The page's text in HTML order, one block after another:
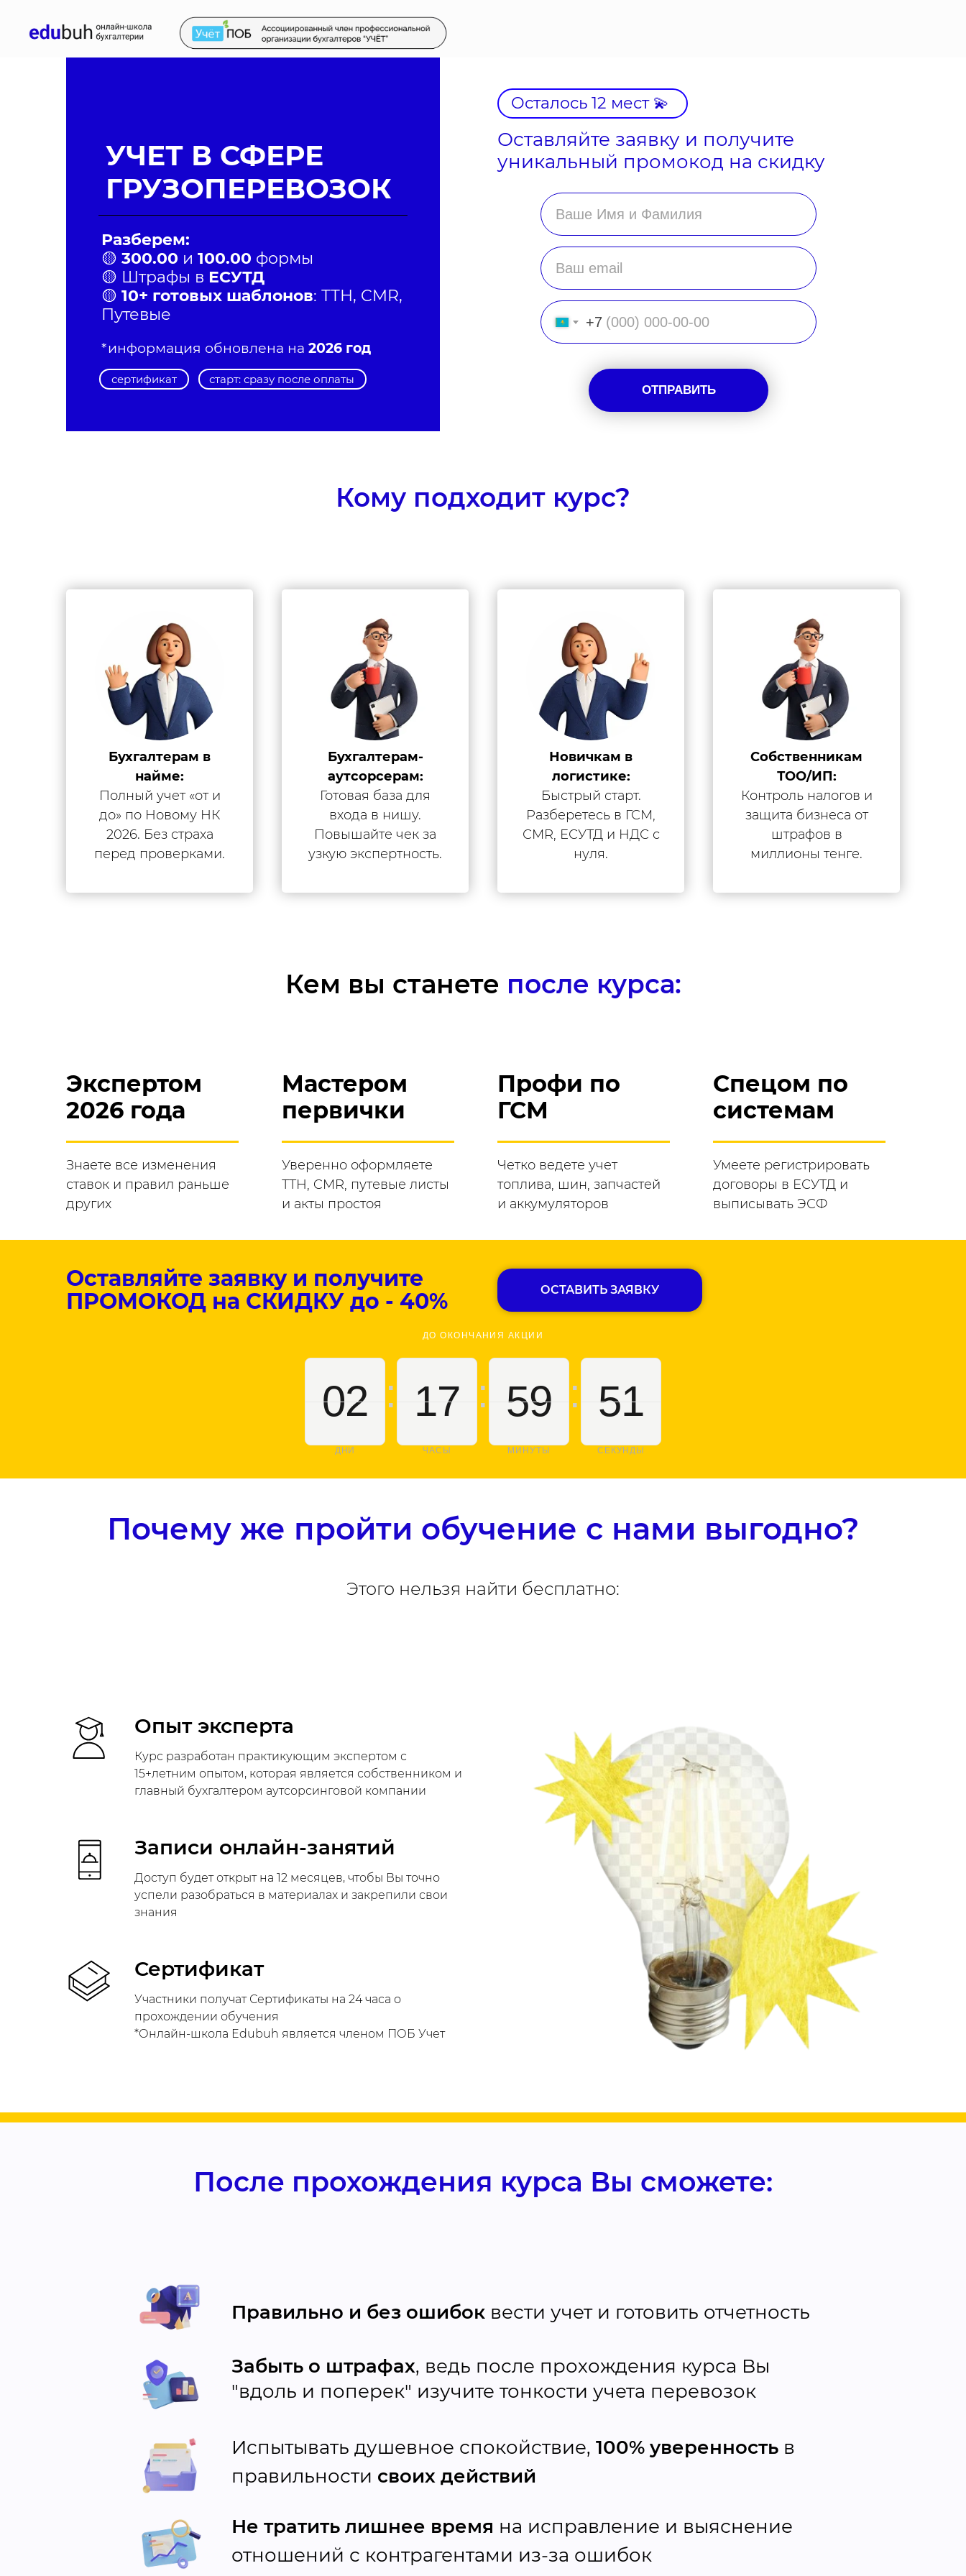
+7
ОТПРАВИТЬ
УЧЕТ В СФЕРЕ
ГРУЗОПЕРЕВОЗОК
Осталось 12 мест 💫
Оставляйте заявку и получите
уникальный промокод на скидку
*информация обновлена на 2026 год
Разберем:
🟡 300.00 и 100.00 формы
🟡 Штрафы в ЕСУТД
🟡 10+ готовых шаблонов: ТТН, CMR,
Путевые
старт: сразу после оплаты
сертификат
Кому подходит курс?
Бухгалтерам в
найме:
Полный учет «от и
до» по Новому НК
2026. Без страха
перед проверками.
Бухгалтерам-
аутсорсерам:
Готовая база для
входа в нишу.
Повышайте чек за
узкую экспертность.
Новичкам в
логистике:
Быстрый старт.
Разберетесь в ГСМ,
СМR, ЕСУТД и НДС с
нуля.
Собственникам
ТОО/ИП:
Контроль налогов и
защита бизнеса от
штрафов в
миллионы тенге.
Кем вы станете после курса:
Экспертом
2026 года
Знаете все изменения
ставок и правил раньше
других
Мастером
первички
Уверенно оформляете
ТТН, CMR, путевые листы
и акты простоя
Профи по
ГСМ
Четко ведете учет
топлива, шин, запчастей
и аккумуляторов
Спецом по
системам
Умеете регистрировать
договоры в ЕСУТД и
выписывать ЭСФ
Оставляйте заявку и получите
ПРОМОКОД на СКИДКУ до - 40%
ОСТАВИТЬ ЗАЯВКУ
ДО ОКОНЧАНИЯ АКЦИИ
02
ДНИ
: 17
ЧАСЫ
: 59
МИНУТЫ
: 50
СЕКУНДЫ
Почему же пройти обучение с нами выгодно?
Этого нельзя найти бесплатно:
Опыт эксперта
Курс разработан практикующим экспертом с
15+летним опытом, которая является собственником и
главный бухгалтером аутсорсинговой компании
Записи онлайн-занятий
Доступ будет открыт на 12 месяцев, чтобы Вы точно
успели разобраться в материалах и закрепили свои
знания
Сертификат
Участники получат Сертификаты на 24 часа о
прохождении обучения
*Онлайн-школа Edubuh является членом ПОБ Учет
После прохождения курса Вы сможете:
Правильно и без ошибок вести учет и готовить отчетность
Забыть о штрафах, ведь после прохождения курса Вы
"вдоль и поперек" изучите тонкости учета перевозок
Испытывать душевное спокойствие, 100% уверенность в
правильности своих действий
Не тратить лишнее время на исправление и выяснение
отношений с контрагентами из-за ошибок